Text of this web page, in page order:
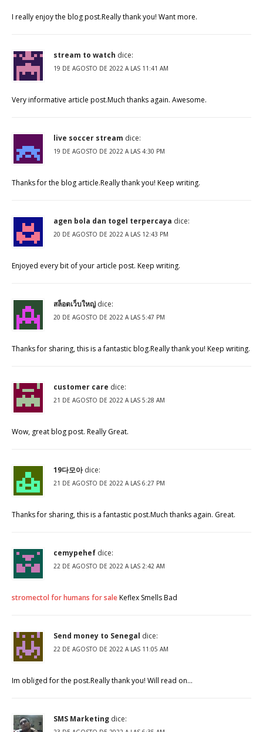
I really enjoy the blog post.Really thank you! Want more.
stream to watch dice:
19 DE AGOSTO DE 2022 A LAS 11:41 AM
Very informative article post.Much thanks again. Awesome.
live soccer stream dice:
19 DE AGOSTO DE 2022 A LAS 4:30 PM
Thanks for the blog article.Really thank you! Keep writing.
agen bola dan togel terpercaya dice:
20 DE AGOSTO DE 2022 A LAS 12:43 PM
Enjoyed every bit of your article post. Keep writing.
สล็อตเว็บใหญ่ dice:
20 DE AGOSTO DE 2022 A LAS 5:47 PM
Thanks for sharing, this is a fantastic blog.Really thank you! Keep writing.
customer care dice:
21 DE AGOSTO DE 2022 A LAS 5:28 AM
Wow, great blog post. Really Great.
19다모아 dice:
21 DE AGOSTO DE 2022 A LAS 6:27 PM
Thanks for sharing, this is a fantastic post.Much thanks again. Great.
cemypehef dice:
22 DE AGOSTO DE 2022 A LAS 2:42 AM
stromectol for humans for saleKeflex Smells Bad
Send money to Senegal dice:
22 DE AGOSTO DE 2022 A LAS 11:05 AM
Im obliged for the post.Really thank you! Will read on…
SMS Marketing dice: